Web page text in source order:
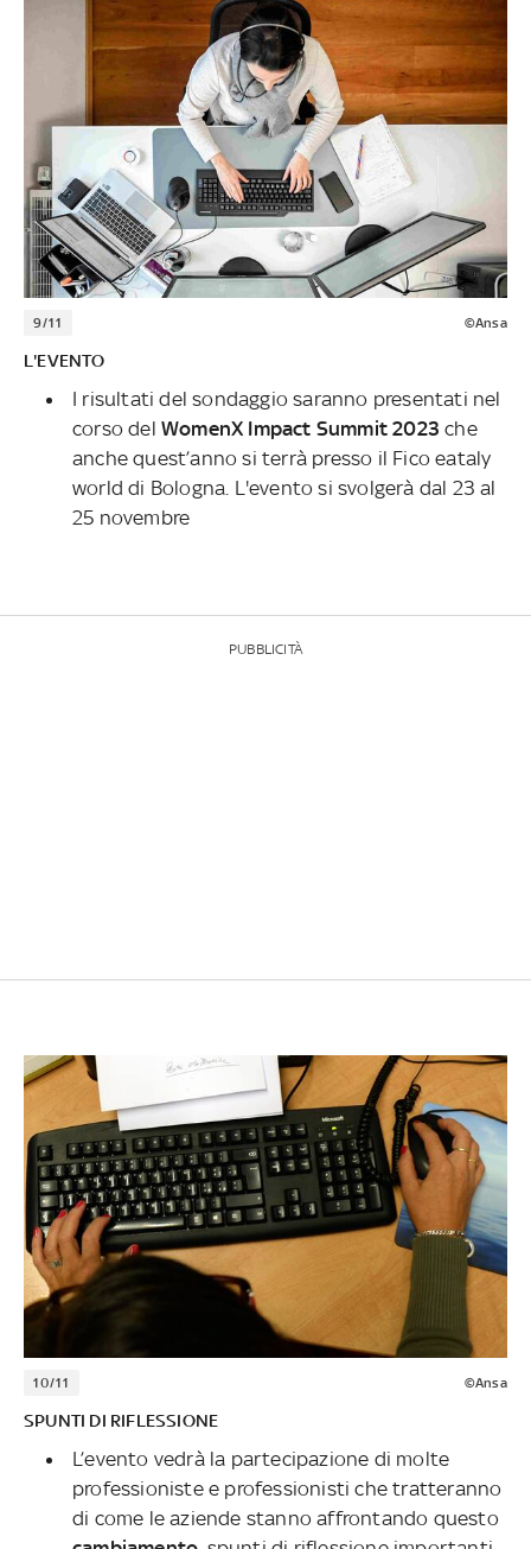
9/11 ©Ansa
L'EVENTO
I risultati del sondaggio saranno presentati nel
corso del WomenX Impact Summit 2023 che
anche quest’anno si terrà presso il Fico eataly
world di Bologna. L'evento si svolgerà dal 23 al
25 novembre
PUBBLICITÀ
10/11 ©Ansa
SPUNTI DI RIFLESSIONE
L’evento vedrà la partecipazione di molte
professioniste e professionisti che tratteranno
di come le aziende stanno affrontando questo